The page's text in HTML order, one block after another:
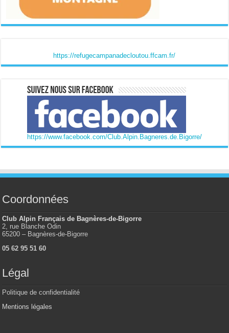
https://refugecampanadecloutou.ffcam.fr/
https://www.facebook.com/Club.Alpin.Bagneres.de.Bigorre/
Coordonnées
Club Alpin Français de Bagnères-de-Bigorre
2, rue Blanche Odin
65200 – Bagnères-de-Bigorre
05 62 95 51 60
Légal
Politique de confidentialité
Mentions légales